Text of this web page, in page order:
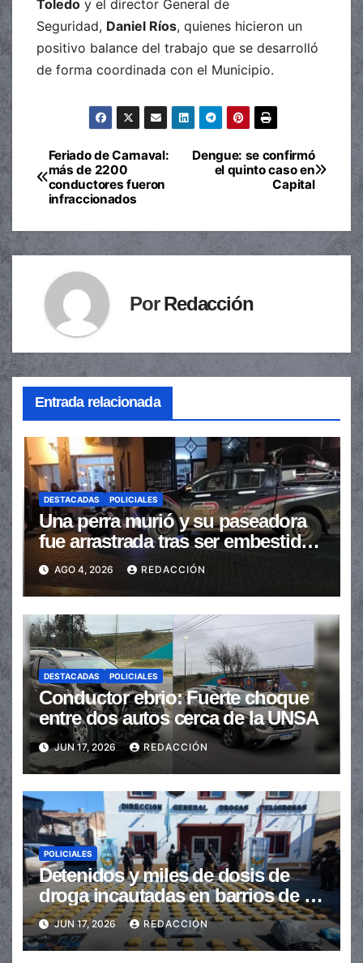
Toledo y el director General de
Seguridad, Daniel Ríos, quienes hicieron un
positivo balance del trabajo que se desarrolló
de forma coordinada con el Municipio.
Navegación
de
entradas
Dengue: se confirmó
el quinto caso en
Capital
Feriado de Carnaval:
más de 2200
conductores fueron
infraccionados
PorRedacción
Entrada relacionada
DESTACADAS POLICIALES
Una perra murió y su paseadora
fue arrastrada tras ser embestidas
en la senda peatonal
AGO 4, 2026 REDACCIÓN
DESTACADAS POLICIALES
Conductor ebrio: Fuerte choque
entre dos autos cerca de la UNSA
JUN 17, 2026 REDACCIÓN
POLICIALES
Detenidos y miles de dosis de
droga incautadas en barrios de la
provincia
JUN 17, 2026 REDACCIÓN